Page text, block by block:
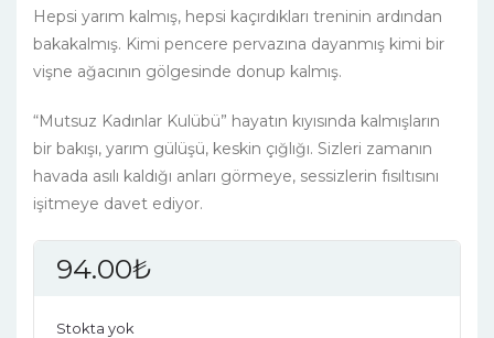
Hepsi yarım kalmış, hepsi kaçırdıkları treninin ardından
bakakalmış. Kimi pencere pervazına dayanmış kimi bir
vişne ağacının gölgesinde donup kalmış.
“Mutsuz Kadınlar Kulübü” hayatın kıyısında kalmışların
bir bakışı, yarım gülüşü, keskin çığlığı. Sizleri zamanın
havada asılı kaldığı anları görmeye, sessizlerin fısıltısını
işitmeye davet ediyor.
94.00₺
Stokta yok